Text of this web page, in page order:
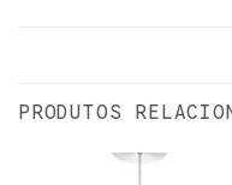
PRODUTOS